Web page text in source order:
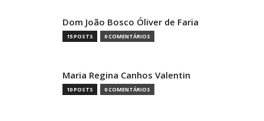
Dom João Bosco Óliver de Faria
15 POSTS 0 COMENTÁRIOS
Maria Regina Canhos Valentin
10 POSTS 0 COMENTÁRIOS